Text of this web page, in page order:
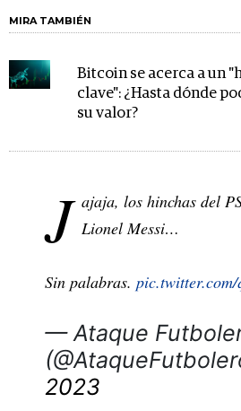
MIRA TAMBIÉN
Bitcoin se acerca a un
clave": ¿Hasta dónde
su valor?
J ajaja, los hinchas del
Lionel Messi…
Sin palabras.
— Ataque
2023